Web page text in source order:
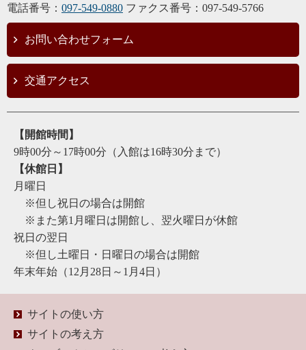
電話番号： 097-549-0880 ファクス番号：097-549-5766
お問い合わせフォーム
交通アクセス
【開館時間】
9時00分～17時00分（入館は16時30分まで）
【休館日】
月曜日
※但し祝日の場合は開館
※また第1月曜日は開館し、翌火曜日が休館
祝日の翌日
※但し土曜日・日曜日の場合は開館
年末年始（12月28日～1月4日）
サイトの使い方
サイトの考え方